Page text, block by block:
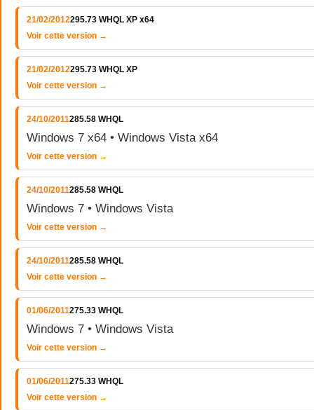
21/02/2012295.73 WHQL XP x64
Voir cette version →
21/02/2012295.73 WHQL XP
Voir cette version →
24/10/2011285.58 WHQL
Windows 7 x64 • Windows Vista x64
Voir cette version →
24/10/2011285.58 WHQL
Windows 7 • Windows Vista
Voir cette version →
24/10/2011285.58 WHQL
Voir cette version →
01/06/2011275.33 WHQL
Windows 7 • Windows Vista
Voir cette version →
01/06/2011275.33 WHQL
Voir cette version →